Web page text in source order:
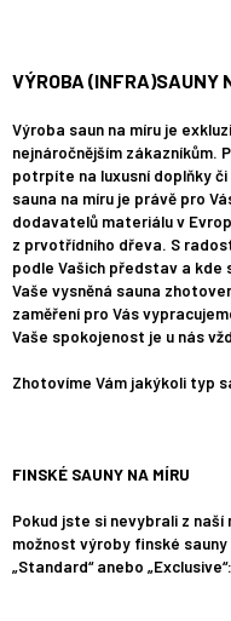
VÝROBA (INFRA)SAUNY
Výroba saun na míru je
nejnáročnějším zákazníkům.
potrpíte na luxusní doplňky
sauna na míru je právě pro
dodavatelů materiálu v
z prvotřídního dřeva. S
podle Vašich představ a kde
Vaše vysněná sauna
zaměření pro Vás
Vaše spokojenost je u nás
Zhotovíme Vám jakýkoli typ
FINSKÉ SAUNY NA MÍRU
Pokud jste si nevybrali z naší
možnost výroby finské
„Standard“ anebo „Exclusive“: